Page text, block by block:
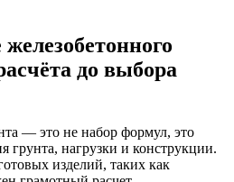
до выбора
— это не набор формул, это
грунта, нагрузки и конструкции.
изделий, таких как